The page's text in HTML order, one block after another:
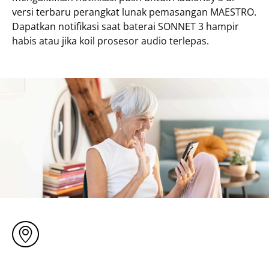
versi terbaru perangkat lunak pemasangan MAESTRO.
Dapatkan notifikasi saat baterai SONNET 3 hampir
habis atau jika koil prosesor audio terlepas.